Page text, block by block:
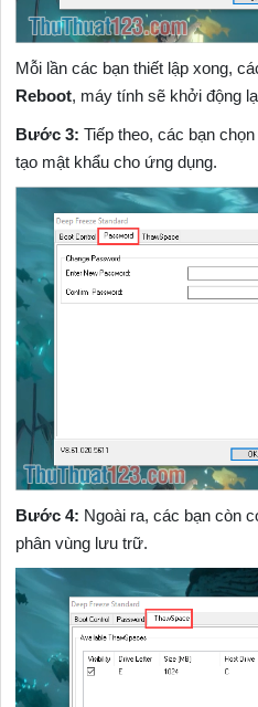
Mỗi lần các bạn thiết lập xong,
Reboot, máy tính sẽ khởi động
Bước 3: Tiếp theo, các bạn
tạo mật khẩu cho ứng dụng.
Bước 4: Ngoài ra, các bạn còn
phân vùng lưu trữ.